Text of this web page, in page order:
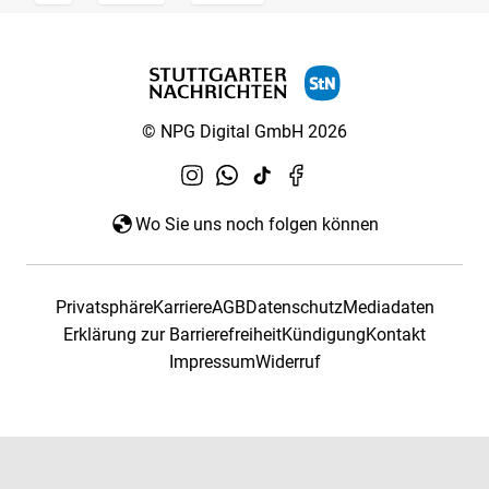
© NPG Digital GmbH 2026
Wo Sie uns noch folgen können
PrivatsphäreKarriereAGBDatenschutzMediadaten
Erklärung zur BarrierefreiheitKündigungKontakt
ImpressumWiderruf